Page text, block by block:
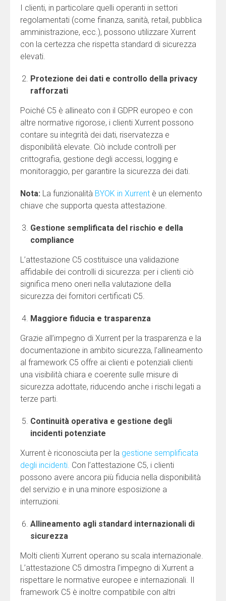
I clienti, in particolare quelli operanti in settori
regolamentati (come finanza, sanità, retail, pubblica
amministrazione, ecc.), possono utilizzare Xurrent
con la certezza che rispetta standard di sicurezza
elevati.
Protezione dei dati e controllo della privacy
rafforzati
Poiché C5 è allineato con il GDPR europeo e con
altre normative rigorose, i clienti Xurrent possono
contare su integrità dei dati, riservatezza e
disponibilità elevate. Ciò include controlli per
crittografia, gestione degli accessi, logging e
monitoraggio, per garantire la sicurezza dei dati.
Nota: La funzionalità BYOK in Xurrent è un elemento
chiave che supporta questa attestazione.
Gestione semplificata del rischio e della
compliance
L’attestazione C5 costituisce una validazione
affidabile dei controlli di sicurezza: per i clienti ciò
significa meno oneri nella valutazione della
sicurezza dei fornitori certificati C5.
Maggiore fiducia e trasparenza
Grazie all’impegno di Xurrent per la trasparenza e la
documentazione in ambito sicurezza, l’allineamento
al framework C5 offre ai clienti e potenziali clienti
una visibilità chiara e coerente sulle misure di
sicurezza adottate, riducendo anche i rischi legati a
terze parti.
Continuità operativa e gestione degli
incidenti potenziate
Xurrent è riconosciuta per la gestione semplificata
degli incidenti. Con l’attestazione C5, i clienti
possono avere ancora più fiducia nella disponibilità
del servizio e in una minore esposizione a
interruzioni.
Allineamento agli standard internazionali di
sicurezza
Molti clienti Xurrent operano su scala internazionale.
L’attestazione C5 dimostra l’impegno di Xurrent a
rispettare le normative europee e internazionali. Il
framework C5 è inoltre compatibile con altri